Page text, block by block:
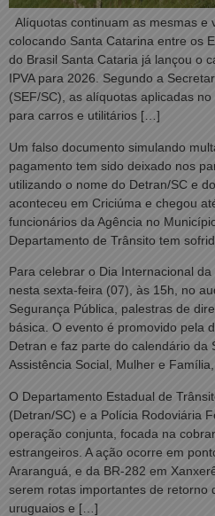
Alíquotas continuam as mesmas e
colocando Santa Catarina entre os
do Brasil Santa Cataria já lançou o
IPVA para 2026. Segundo a
(SEF/SC), as alíquotas aplicadas
para carros e utilitários […]
Um falso documento simulando
pagamento tem sido deixado nos
utilizando o nome do Detran/SC e
aconteceu em Criciúma e chegou
funcionários da Agência no
Departamento de Trânsito tem
Para celebrar o Dia Internacional
nesta sexta-feira (07), às 15h, no
Segurança Pública, palestras de
básica. O evento é promovido pela
Detran e faz parte do calendário da
Assistência Social, Mulher e
O Departamento Estadual de
(Detran/SC) e a Polícia Rodoviária
operação conjunta, focada na
estrangeiros. A ação ocorre em
Araranguá, e da BR-282 em
serem rotas importantes de retorno
uruguaios e […]